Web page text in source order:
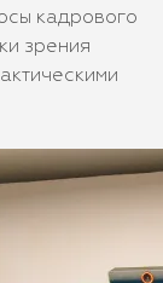
кадрового
зрения